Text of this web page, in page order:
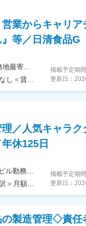
業からキャリア
等／日清食品G
掲載予定期間
更新日：
／人気キャラ
休125日
掲載予定期間
更新日：
の製造管理◇責